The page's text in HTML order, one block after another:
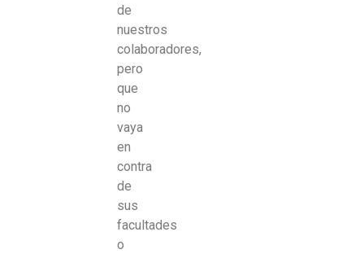
de
nuestros
colaboradores,
pero
que
no
vaya
en
contra
de
sus
facultades
o